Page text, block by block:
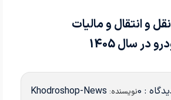
و انتقال و مالیات
در سال 1405
: 0 نویسنده: Khodroshop-News